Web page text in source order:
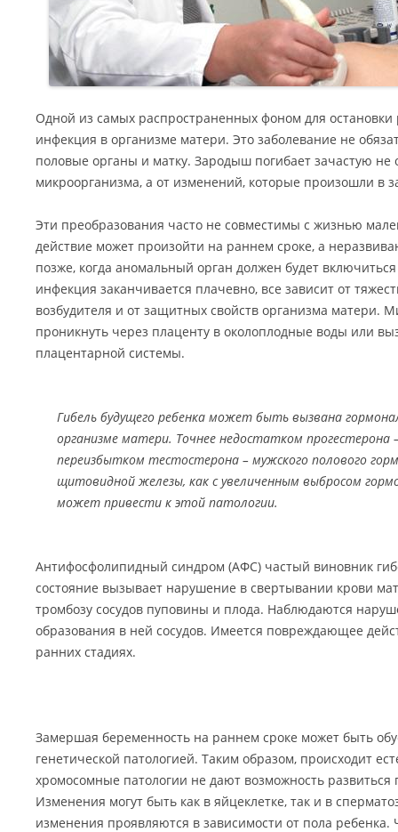
Одной из самых распространенных фоном для остановки
инфекция в организме матери. Это заболевание не
половые органы и матку. Зародыш погибает зачастую не
микроорганизма, а от изменений, которые произошли в
Эти преобразования часто не совместимы с жизнью
действие может произойти на раннем сроке, а
позже, когда аномальный орган должен будет
инфекция заканчивается плачевно, все зависит от
возбудителя и от защитных свойств организма матери.
проникнуть через плаценту в околоплодные воды или
плацентарной системы.
Гибель будущего ребенка может быть вызвана
организме матери. Точнее недостатком прогестерона
переизбытком тестостерона – мужского полового
щитовидной железы, как с увеличенным выбросом
может привести к этой патологии.
Антифосфолипидный синдром (АФС) частый виновник
состояние вызывает нарушение в свертывании крови
тромбозу сосудов пуповины и плода. Наблюдаются
образования в ней сосудов. Имеется повреждающее
ранних стадиях.
Замершая беременность на раннем сроке может быть
генетической патологией. Таким образом, происходит
хромосомные патологии не дают возможность развиться
Изменения могут быть как в яйцеклетке, так и в
изменения проявляются в зависимости от пола ребенка.